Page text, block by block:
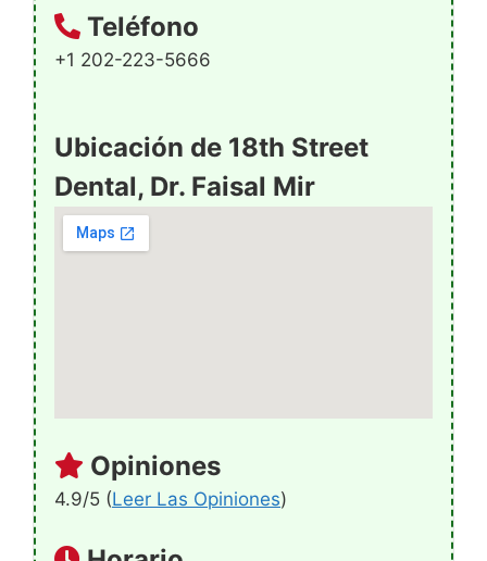
Teléfono
+1 202-223-5666
Ubicación de 18th Street
Dental, Dr. Faisal Mir
Opiniones
4.9/5 (Leer Las Opiniones)